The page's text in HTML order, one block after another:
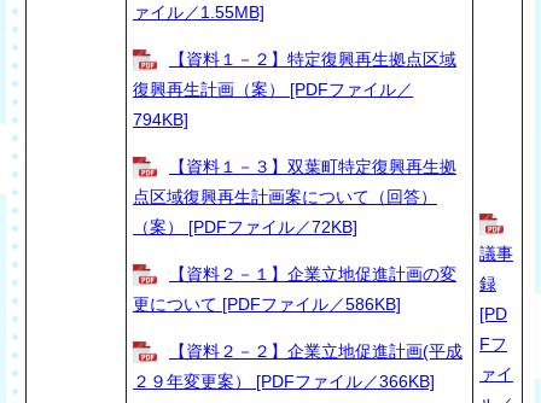
ァイル／1.55MB]
【資料１－２】特定復興再生拠点区域
復興再生計画（案） [PDFファイル／
794KB]
【資料１－３】双葉町特定復興再生拠
点区域復興再生計画案について（回答）
（案） [PDFファイル／72KB]
【資料２－１】企業立地促進計画の変
更について [PDFファイル／586KB]
【資料２－２】企業立地促進計画(平成
２９年変更案） [PDFファイル／366KB]
議事
録
[PD
Fフ
ァイ